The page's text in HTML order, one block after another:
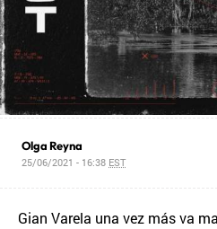
Olga Reyna
25/06/2021 - 16:38 EST
Gian Varela una vez más va